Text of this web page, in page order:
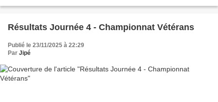
Résultats Journée 4 - Championnat Vétérans
Publié le 23/11/2025 à 22:29
Par Jipé